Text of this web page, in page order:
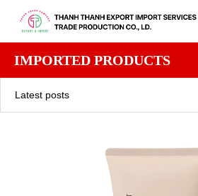
IMPORTED PRODUCTS
Latest posts